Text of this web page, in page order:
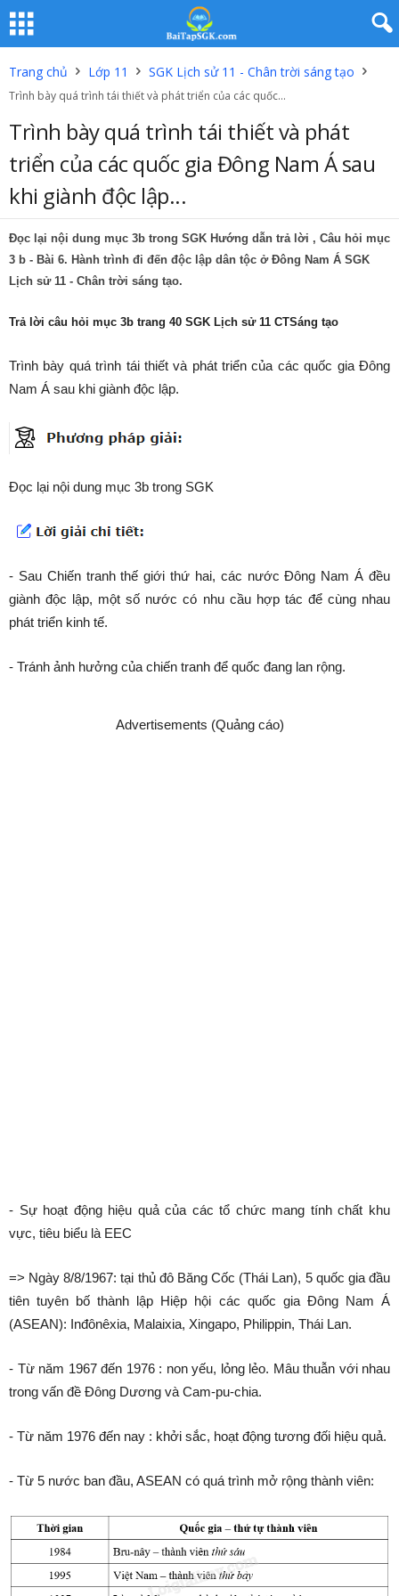
Trang chủ Lớp 11 SGK Lịch sử 11 - Chân trời sáng tạo
Trình bày quá trình tái thiết và phát triển của các quốc...
Trình bày quá trình tái thiết và phát
triển của các quốc gia Đông Nam Á sau
khi giành độc lập...
Đọc lại nội dung mục 3b trong SGK Hướng dẫn trả lời , Câu hỏi mục
3 b - Bài 6. Hành trình đi đến độc lập dân tộc ở Đông Nam Á SGK
Lịch sử 11 - Chân trời sáng tạo.
Trả lời câu hỏi mục 3b trang 40 SGK Lịch sử 11 CTSáng tạo
Trình bày quá trình tái thiết và phát triển của các quốc gia Đông
Nam Á sau khi giành độc lập.
Đọc lại nội dung mục 3b trong SGK
- Sau Chiến tranh thế giới thứ hai, các nước Đông Nam Á đều
giành độc lập, một số nước có nhu cầu hợp tác để cùng nhau
phát triển kinh tế.
- Tránh ảnh hưởng của chiến tranh để quốc đang lan rộng.
Advertisements (Quảng cáo)
- Sự hoạt động hiệu quả của các tổ chức mang tính chất khu
vực, tiêu biểu là EEC
=> Ngày 8/8/1967: tại thủ đô Băng Cốc (Thái Lan), 5 quốc gia đầu
tiên tuyên bố thành lập Hiệp hội các quốc gia Đông Nam Á
(ASEAN): Inđônêxia, Malaixia, Xingapo, Philippin, Thái Lan.
- Từ năm 1967 đến 1976 : non yếu, lỏng lẻo. Mâu thuẫn với nhau
trong vấn đề Đông Dương và Cam-pu-chia.
- Từ năm 1976 đến nay : khởi sắc, hoạt động tương đối hiệu quả.
- Từ 5 nước ban đầu, ASEAN có quá trình mở rộng thành viên: